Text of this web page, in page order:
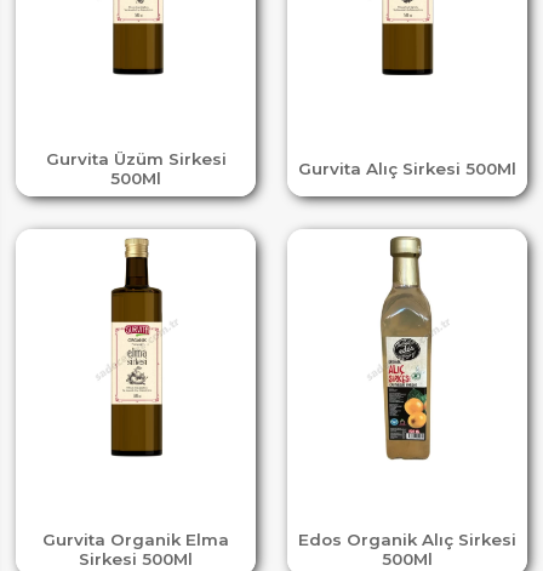
Gurvita Üzüm Sirkesi
500Ml
Gurvita Alıç Sirkesi 500Ml
Gurvita Organik Elma
Sirkesi 500Ml
Edos Organik Alıç Sirkesi
500Ml